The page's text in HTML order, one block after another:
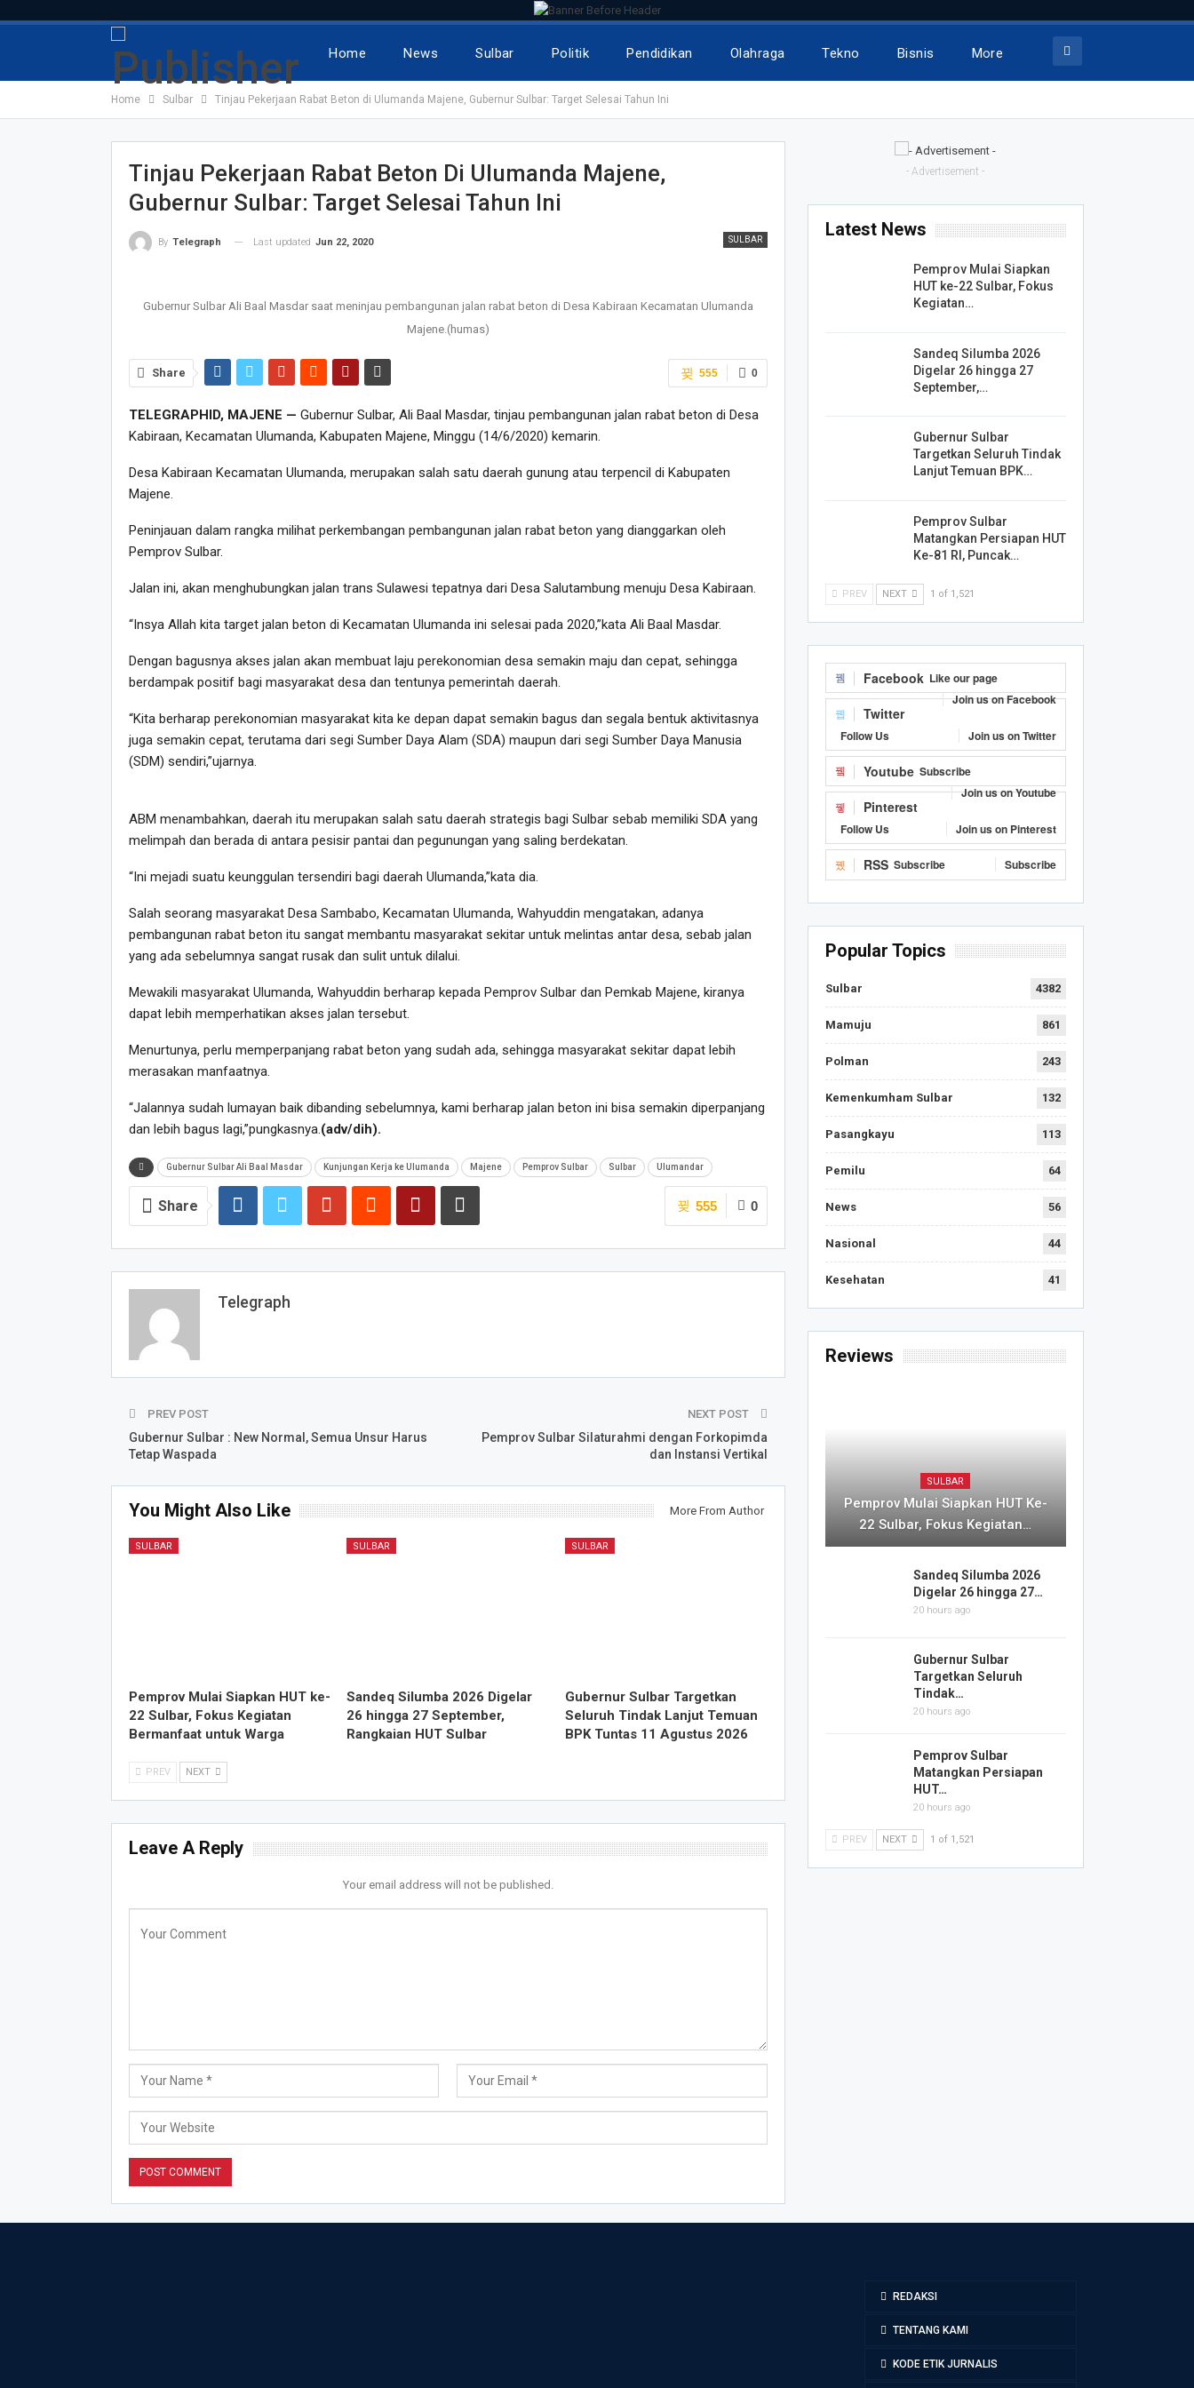
Home News Sulbar Politik Pendidikan Olahraga Tekno Bisnis More
Home Sulbar Tinjau Pekerjaan Rabat Beton di Ulumanda Majene, Gubernur Sulbar: Target Selesai Tahun Ini
Tinjau Pekerjaan Rabat Beton Di Ulumanda Majene,
Gubernur Sulbar: Target Selesai Tahun Ini
SULBAR
By Telegraph Last updated Jun 22, 2020
Gubernur Sulbar Ali Baal Masdar saat meninjau pembangunan jalan rabat beton di Desa Kabiraan Kecamatan Ulumanda
Majene.(humas)
0
555
Share
TELEGRAPHID, MAJENE — Gubernur Sulbar, Ali Baal Masdar, tinjau pembangunan jalan rabat beton di Desa
Kabiraan, Kecamatan Ulumanda, Kabupaten Majene, Minggu (14/6/2020) kemarin.
Desa Kabiraan Kecamatan Ulumanda, merupakan salah satu daerah gunung atau terpencil di Kabupaten
Majene.
Peninjauan dalam rangka milihat perkembangan pembangunan jalan rabat beton yang dianggarkan oleh
Pemprov Sulbar.
Jalan ini, akan menghubungkan jalan trans Sulawesi tepatnya dari Desa Salutambung menuju Desa Kabiraan.
“Insya Allah kita target jalan beton di Kecamatan Ulumanda ini selesai pada 2020,”kata Ali Baal Masdar.
Dengan bagusnya akses jalan akan membuat laju perekonomian desa semakin maju dan cepat, sehingga
berdampak positif bagi masyarakat desa dan tentunya pemerintah daerah.
“Kita berharap perekonomian masyarakat kita ke depan dapat semakin bagus dan segala bentuk aktivitasnya
juga semakin cepat, terutama dari segi Sumber Daya Alam (SDA) maupun dari segi Sumber Daya Manusia
(SDM) sendiri,”ujarnya.
ABM menambahkan, daerah itu merupakan salah satu daerah strategis bagi Sulbar sebab memiliki SDA yang
melimpah dan berada di antara pesisir pantai dan pegunungan yang saling berdekatan.
“Ini mejadi suatu keunggulan tersendiri bagi daerah Ulumanda,”kata dia.
Salah seorang masyarakat Desa Sambabo, Kecamatan Ulumanda, Wahyuddin mengatakan, adanya
pembangunan rabat beton itu sangat membantu masyarakat sekitar untuk melintas antar desa, sebab jalan
yang ada sebelumnya sangat rusak dan sulit untuk dilalui.
Mewakili masyarakat Ulumanda, Wahyuddin berharap kepada Pemprov Sulbar dan Pemkab Majene, kiranya
dapat lebih memperhatikan akses jalan tersebut.
Menurtunya, perlu memperpanjang rabat beton yang sudah ada, sehingga masyarakat sekitar dapat lebih
merasakan manfaatnya.
“Jalannya sudah lumayan baik dibanding sebelumnya, kami berharap jalan beton ini bisa semakin diperpanjang
dan lebih bagus lagi,”pungkasnya.(adv/dih).
Gubernur Sulbar Ali Baal Masdar Kunjungan Kerja ke Ulumanda Majene Pemprov Sulbar Sulbar Ulumandar
0
555
Share
Telegraph
PREV POST
Gubernur Sulbar : New Normal, Semua Unsur Harus
Tetap Waspada
NEXT POST
Pemprov Sulbar Silaturahmi dengan Forkopimda
dan Instansi Vertikal
You Might Also Like More From Author
SULBAR
Pemprov Mulai Siapkan HUT ke-
22 Sulbar, Fokus Kegiatan
Bermanfaat untuk Warga
SULBAR
Sandeq Silumba 2026 Digelar
26 hingga 27 September,
Rangkaian HUT Sulbar
SULBAR
Gubernur Sulbar Targetkan
Seluruh Tindak Lanjut Temuan
BPK Tuntas 11 Agustus 2026
PREV NEXT
Leave A Reply
Your email address will not be published.
- Advertisement -
Latest News
Pemprov Mulai Siapkan
HUT ke-22 Sulbar, Fokus
Kegiatan…
Sandeq Silumba 2026
Digelar 26 hingga 27
September,…
Gubernur Sulbar
Targetkan Seluruh Tindak
Lanjut Temuan BPK…
Pemprov Sulbar
Matangkan Persiapan HUT
Ke-81 RI, Puncak…
PREV NEXT 1 of 1,521
Facebook Like our page
Join us on Facebook
Twitter
Follow Us Join us on Twitter
Youtube Subscribe
Join us on Youtube
Pinterest
Follow Us Join us on Pinterest
RSS Subscribe Subscribe
Popular Topics
Sulbar 4382
Mamuju 861
Polman 243
Kemenkumham Sulbar 132
Pasangkayu 113
Pemilu 64
News 56
Nasional 44
Kesehatan 41
Reviews
SULBAR
Pemprov Mulai Siapkan HUT Ke-
22 Sulbar, Fokus Kegiatan…
Sandeq Silumba 2026
Digelar 26 hingga 27…
20 hours ago
Gubernur Sulbar
Targetkan Seluruh
Tindak…
20 hours ago
Pemprov Sulbar
Matangkan Persiapan
HUT…
20 hours ago
PREV NEXT 1 of 1,521
REDAKSI
TENTANG KAMI
KODE ETIK JURNALIS